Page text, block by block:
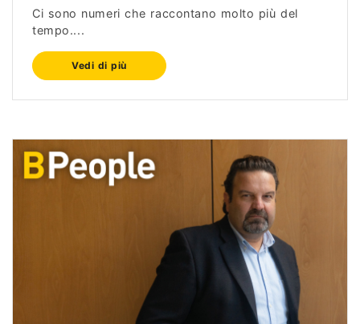
Ci sono numeri che raccontano molto più del
tempo....
Vedi di più